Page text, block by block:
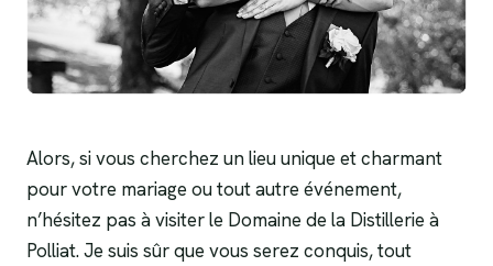
Alors, si vous cherchez un lieu unique et charmant
pour votre mariage ou tout autre événement,
n’hésitez pas à visiter le Domaine de la Distillerie à
Polliat. Je suis sûr que vous serez conquis, tout